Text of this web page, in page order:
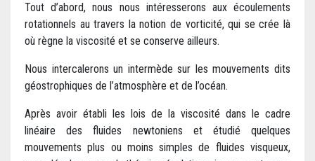
Tout d’abord, nous nous intéresserons aux écoulements
rotationnels au travers la notion de vorticité, qui se crée là
où règne la viscosité et se conserve ailleurs.
Nous intercalerons un intermède sur les mouvements dits
géostrophiques de l’atmosphère et de l’océan.
Après avoir établi les lois de la viscosité dans le cadre
linéaire des fluides newtoniens et étudié quelques
mouvements plus ou moins simples de fluides visqueux,